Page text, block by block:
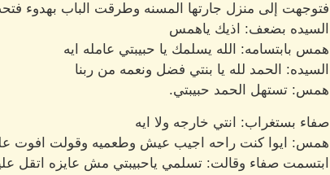
فتوجهت إلى منزل جارتها المسنه وطرقت الباب بهدوء
السيده بضعف: اذيك ياهمس
همس بابتسامه: الله يسلمك يا حبيبتي عامله ايه
السيده: الحمد لله يا بنتي فضل ونعمه من ربنا
همس: تستهل الحمد حبيبتي.
صفاء بستغراب: انتي خارجه ولا ايه
همس: ايوا كنت راحه اجيب عيش وطعميه وقولت افوت
ابتسمت صفاء وقالت: تسلمي ياحبيبتي مش عايزه اتقل